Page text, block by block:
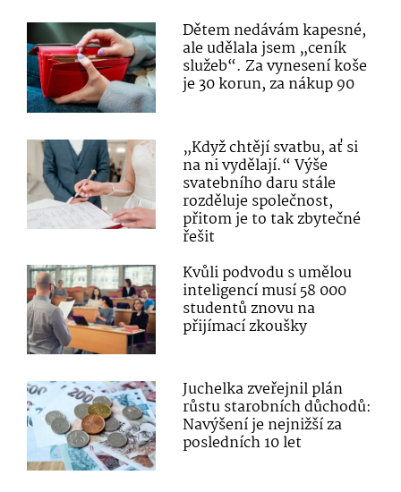
Dětem nedávám kapesné,
ale udělala jsem „ceník
služeb“. Za vynesení koše
je 30 korun, za nákup 90
„Když chtějí svatbu, ať si
na ni vydělají.“ Výše
svatebního daru stále
rozděluje společnost,
přitom je to tak zbytečné
řešit
Kvůli podvodu s umělou
inteligencí musí 58 000
studentů znovu na
přijímací zkoušky
Juchelka zveřejnil plán
růstu starobních důchodů:
Navýšení je nejnižší za
posledních 10 let